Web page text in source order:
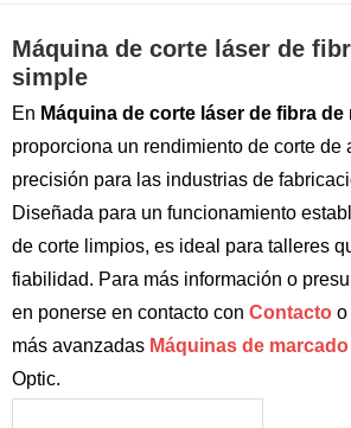
Máquina de corte láser de
simple
En Máquina de corte láser de fibra de
proporciona un rendimiento de corte de
precisión para las industrias de
Diseñada para un funcionamiento
de corte limpios, es ideal para talleres
fiabilidad. Para más información o
en ponerse en contacto con Contacto o
más avanzadas Máquinas de
Optic.